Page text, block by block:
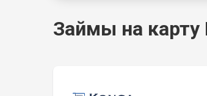
Займы на карту